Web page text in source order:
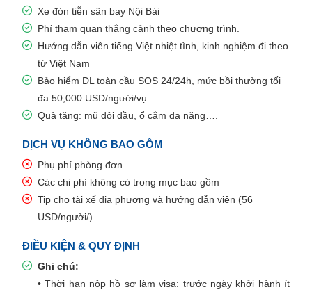
Xe đón tiễn sân bay Nội Bài
Phí tham quan thắng cảnh theo chương trình.
Hướng dẫn viên tiếng Việt nhiệt tình, kinh nghiệm đi theo
từ Việt Nam
Bảo hiểm DL toàn cầu SOS 24/24h, mức bồi thường tối
đa 50,000 USD/người/vụ
Quà tặng: mũ đội đầu, ổ cắm đa năng….
DỊCH VỤ KHÔNG BAO GỒM
Phụ phí phòng đơn
Các chi phí không có trong mục bao gồm
Tip cho tài xế địa phương và hướng dẫn viên (56
USD/người/).
ĐIỀU KIỆN & QUY ĐỊNH
Ghi chú:
• Thời hạn nộp hồ sơ làm visa: trước ngày khởi hành ít